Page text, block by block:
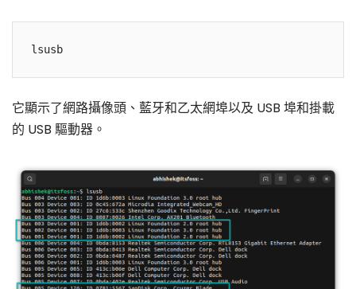
它顯示了網路攝像頭、藍牙和乙太網埠以及 USB 埠和掛載
的 USB 驅動器。